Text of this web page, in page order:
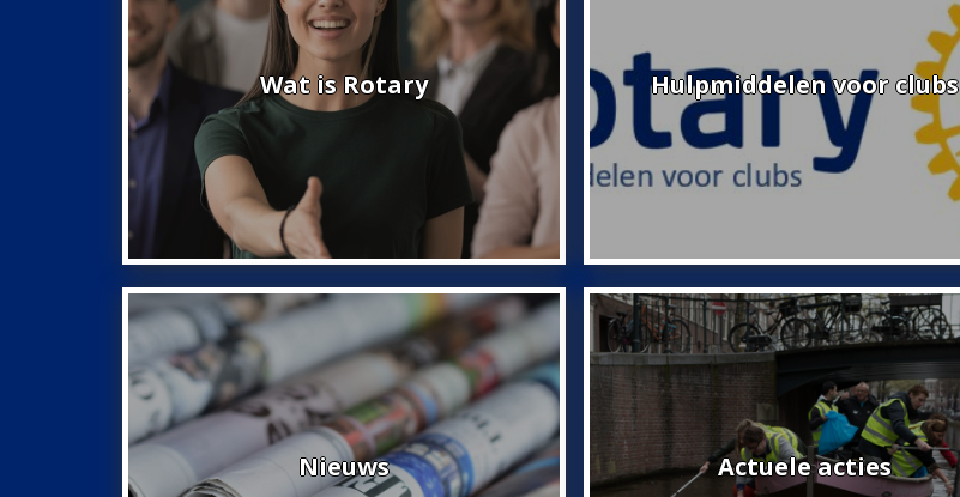
Wat is Rotary Hulpmiddelen voor clubs
Nieuws Actuele acties